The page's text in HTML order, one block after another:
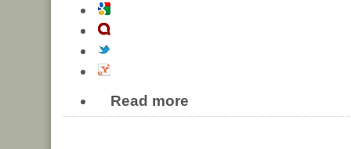
Read more